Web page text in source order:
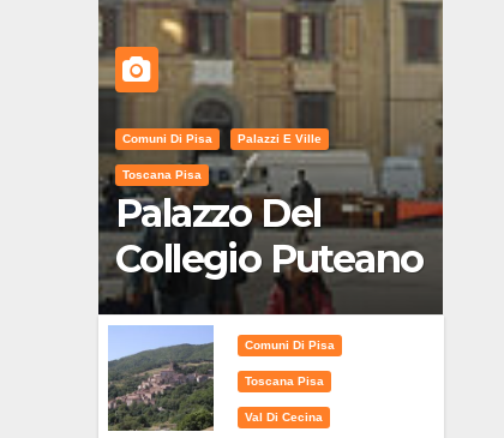
Comuni Di Pisa Palazzi E Ville
Toscana Pisa
Palazzo Del
Collegio Puteano
Comuni Di Pisa
Toscana Pisa
Val Di Cecina